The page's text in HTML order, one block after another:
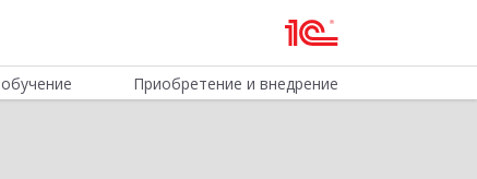
Приобретение и внедрение